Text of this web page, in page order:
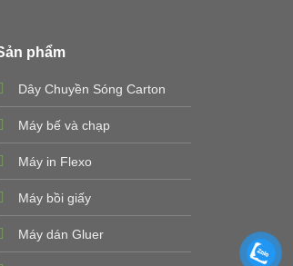
phẩm
Dây Chuyền Sóng Carton
Máy bế và chạp
Máy in Flexo
Máy bồi giấy
Máy dán Gluer